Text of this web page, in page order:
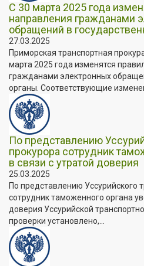
С 30 марта 2025 года
направления гражданами
обращений в
27.03.2025
Приморская транспортная
марта 2025 года изменятся
гражданами электронных
органы. Соответствующие
По представлению
прокурора сотрудник
в связи с утратой доверия
25.03.2025
По представлению Уссурийского
сотрудник таможенного органа
доверия Уссурийской
проверки установлено,...